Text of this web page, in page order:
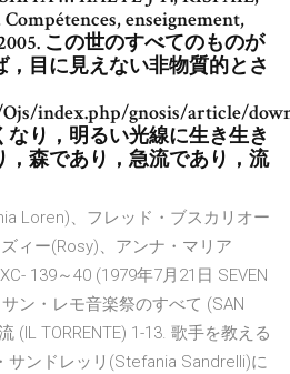
enseignement,
この世のすべてのものが
目に見えない非物質的とさ
index.php/gnosis/article/
なり，明るい光線に生き生き
，森であり，急流であり，流
Loren)、フレッド・ブスカリオー
ィー(Rosy)、アンナ・マリア
139～40 (1979年7月21日 SEVEN
ン・レモ音楽祭のすべて (SAN
(IL TORRENTE) 1-13. 歌手を教える
サンドレッリ(Stefania Sandrelli)に